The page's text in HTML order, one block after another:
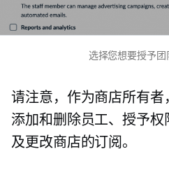
选择您想要授予团
请注意，作为商店所有者
添加和删除员工、授予
及更改商店的订阅。